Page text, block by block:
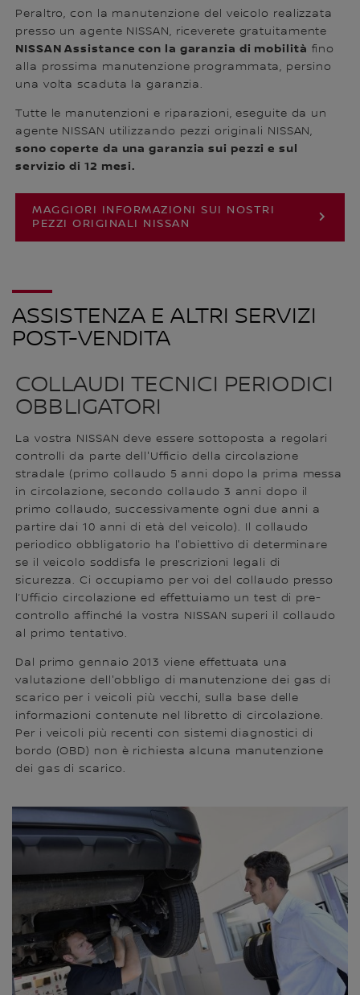
Peraltro, con la manutenzione del veicolo realizzata
presso un agente NISSAN, riceverete gratuitamente
NISSAN Assistance con la garanzia di mobilità fino
alla prossima manutenzione programmata, persino
una volta scaduta la garanzia.
Tutte le manutenzioni e riparazioni, eseguite da un
agente NISSAN utilizzando pezzi originali NISSAN,
sono coperte da una garanzia sui pezzi e sul
servizio di 12 mesi.
MAGGIORI INFORMAZIONI SUI NOSTRI
PEZZI ORIGINALI NISSAN
ASSISTENZA E ALTRI SERVIZI
POST-VENDITA
COLLAUDI TECNICI PERIODICI
OBBLIGATORI
La vostra NISSAN deve essere sottoposta a regolari
controlli da parte dell'Ufficio della circolazione
stradale (primo collaudo 5 anni dopo la prima messa
in circolazione, secondo collaudo 3 anni dopo il
primo collaudo, successivamente ogni due anni a
partire dai 10 anni di età del veicolo). Il collaudo
periodico obbligatorio ha l'obiettivo di determinare
se il veicolo soddisfa le prescrizioni legali di
sicurezza. Ci occupiamo per voi del collaudo presso
l’Ufficio circolazione ed effettuiamo un test di pre-
controllo affinché la vostra NISSAN superi il collaudo
al primo tentativo.
Dal primo gennaio 2013 viene effettuata una
valutazione dell'obbligo di manutenzione dei gas di
scarico per i veicoli più vecchi, sulla base delle
informazioni contenute nel libretto di circolazione.
Per i veicoli più recenti con sistemi diagnostici di
bordo (OBD) non è richiesta alcuna manutenzione
dei gas di scarico.